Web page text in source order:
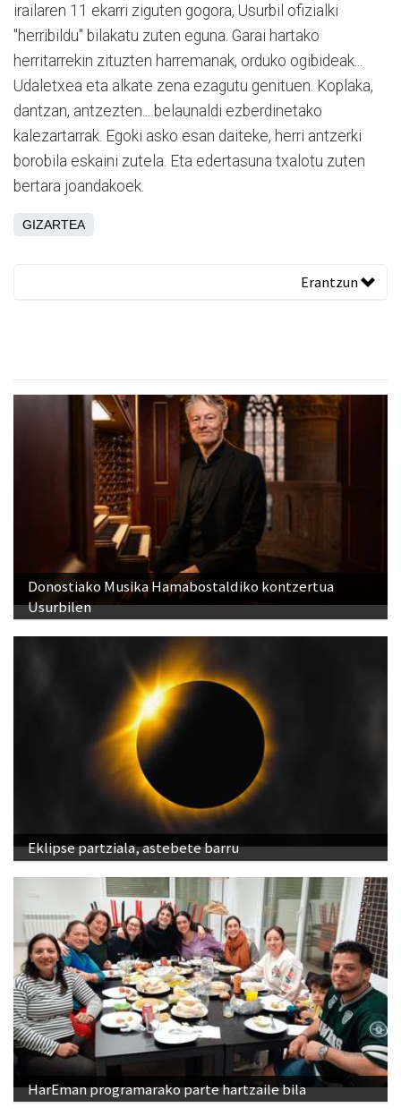
irailaren 11 ekarri ziguten gogora, Usurbil ofizialki
"herribildu" bilakatu zuten eguna. Garai hartako
herritarrekin zituzten harremanak, orduko ogibideak...
Udaletxea eta alkate zena ezagutu genituen. Koplaka,
dantzan, antzezten... belaunaldi ezberdinetako
kalezartarrak. Egoki asko esan daiteke, herri antzerki
borobila eskaini zutela. Eta edertasuna txalotu zuten
bertara joandakoek.
GIZARTEA
Erantzun
Donostiako Musika Hamabostaldiko kontzertua
Usurbilen
Eklipse partziala, astebete barru
HarEman programarako parte hartzaile bila